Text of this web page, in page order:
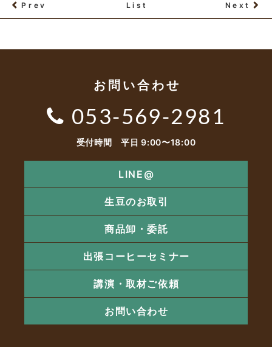
Prev List Next
お問い合わせ
053-569-2981
受付時間 平日 9:00〜18:00
LINE@
生豆のお取引
商品卸・委託
出張コーヒーセミナー
講演・取材ご依頼
お問い合わせ